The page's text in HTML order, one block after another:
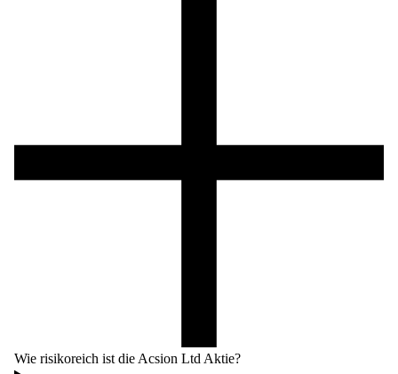
Wie risikoreich ist die Acsion Ltd Aktie?